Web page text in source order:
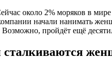
около 2% моряков в
начали нанимать
пройдёт ещё
сталкиваются